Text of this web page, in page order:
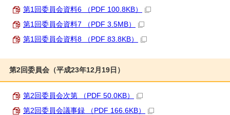
第1回委員会資料6 （PDF 100.8KB）
第1回委員会資料7 （PDF 3.5MB）
第1回委員会資料8 （PDF 83.8KB）
第2回委員会（平成23年12月19日）
第2回委員会次第 （PDF 50.0KB）
第2回委員会議事録 （PDF 166.6KB）